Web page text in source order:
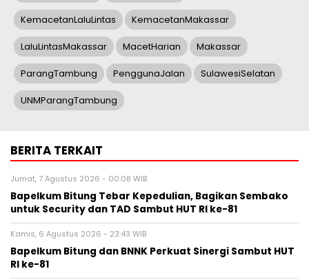
KemacetanLaluLintas KemacetanMakassar
LaluLintasMakassar MacetHarian Makassar
ParangTambung PenggunaJalan SulawesiSelatan
UNMParangTambung
BERITA TERKAIT
Jumat, 7 Agustus 2026 - 00:08 WIB
Bapelkum Bitung Tebar Kepedulian, Bagikan Sembako
untuk Security dan TAD Sambut HUT RI ke-81
Kamis, 6 Agustus 2026 - 23:43 WIB
Bapelkum Bitung dan BNNK Perkuat Sinergi Sambut HUT
RI ke-81